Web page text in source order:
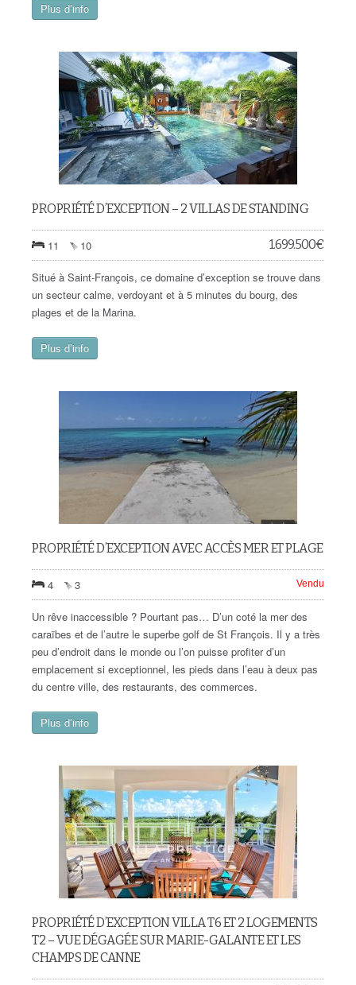
Plus d’info
PROPRIÉTÉ D’EXCEPTION – 2 VILLAS DE STANDING
11 10 1.699.500€
Situé à Saint-François, ce domaine d’exception se trouve dans
un secteur calme, verdoyant et à 5 minutes du bourg, des
plages et de la Marina.
Plus d’info
PROPRIÉTÉ D’EXCEPTION AVEC ACCÈS MER ET PLAGE
4 3 Vendu
Un rêve inaccessible ? Pourtant pas… D’un coté la mer des
caraïbes et de l’autre le superbe golf de St François. Il y a très
peu d’endroit dans le monde ou l’on puisse profiter d’un
emplacement si exceptionnel, les pieds dans l’eau à deux pas
du centre ville, des restaurants, des commerces.
Plus d’info
PROPRIÉTÉ D’EXCEPTION VILLA T6 ET 2 LOGEMENTS
T2 – VUE DÉGAGÉE SUR MARIE-GALANTE ET LES
CHAMPS DE CANNE